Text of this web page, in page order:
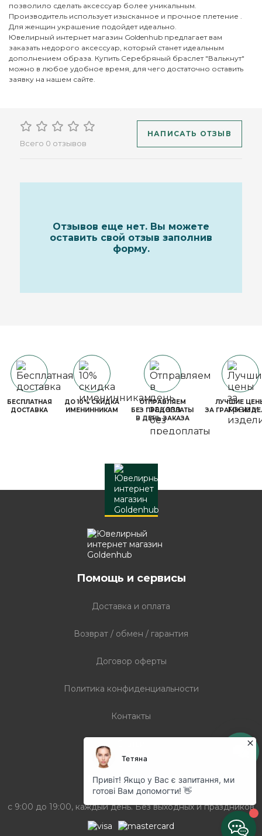
позволило сделать аксессуар более уникальным.
Производитель использует изысканное и прочное плетение .
Для женщин украшение подойдет идеально.
Ювелирный интернет магазин Goldenhub предлагает вам
заказать недорого аксессуар, который станет идеальным
дополнением образа. Купить Серебряный браслет "Валькнут"
можно в любое удобное время, для чего достаточно оставить
заявку на нашем сайте.
Всего 0 отзывов
НАПИСАТЬ ОТЗЫВ
Отзывов еще нет. Вы можете
оставить свой отзыв заполнив
форму.
БЕСПЛАТНАЯ
ДОСТАВКА
ДО 10% СКИДКА
ИМЕНИННИКАМ
ОТПРАВЛЯЕМ
БЕЗ ПРЕДОПЛАТЫ
В ДЕНЬ ЗАКАЗА
ЛУЧШИЕ
ЗА ГРАММ
Помощь и сервисы
Доставка и оплата
Возврат / обмен / гарантия
Договор оферты
Политика конфиденциальности
Контакты
График работы
с 9:00 до 19:00, каждый день. Без выходных и праздников